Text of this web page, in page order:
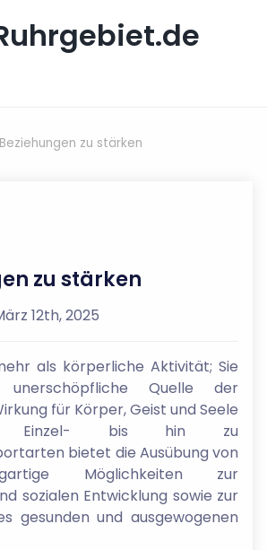
Beziehungen zu stärken
zu stärken
12th, 2025
als körperliche Aktivität; Sie
Quelle der
für Körper, Geist und Seele
Einzel- bis hin zu
bietet die Ausübung von
Möglichkeiten zur
sozialen Entwicklung sowie zur
gesunden und ausgewogenen